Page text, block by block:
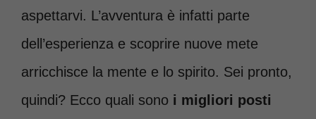
aspettarvi. L’avventura è infatti parte
dell’esperienza e scoprire nuove mete
arricchisce la mente e lo spirito. Sei pronto,
quindi? Ecco quali sono i migliori posti